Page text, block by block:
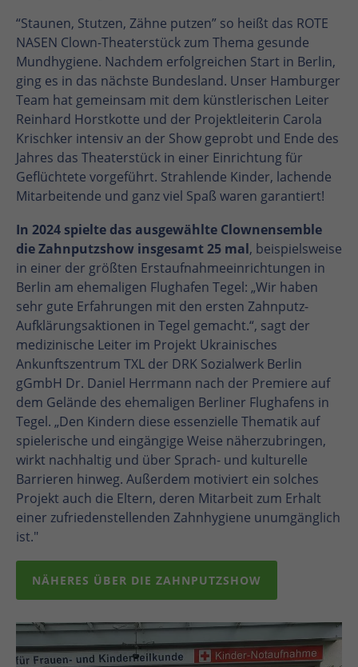
“Staunen, Stutzen, Zähne putzen” so heißt das ROTE
NASEN Clown-Theaterstück zum Thema gesunde
Mundhygiene. Nachdem erfolgreichen Start in Berlin,
ging es in das nächste Bundesland. Unser Hamburger
Team hat gemeinsam mit dem künstlerischen Leiter
Reinhard Horstkotte und der Projektleiterin Carola
Krischker intensiv an der Show geprobt und Ende des
Jahres das Theaterstück in einer Einrichtung für
Geflüchtete vorgeführt. Strahlende Kinder, lachende
Mitarbeitende und ganz viel Spaß waren garantiert!
In 2024 spielte das ausgewählte Clownensemble
die Zahnputzshow insgesamt 25 mal, beispielsweise
in einer der größten Erstaufnahmeeinrichtungen in
Berlin am ehemaligen Flughafen Tegel: „Wir haben
sehr gute Erfahrungen mit den ersten Zahnputz-
Aufklärungsaktionen in Tegel gemacht.“, sagt der
medizinische Leiter im Projekt Ukrainisches
Ankunftszentrum TXL der DRK Sozialwerk Berlin
gGmbH Dr. Daniel Herrmann nach der Premiere auf
dem Gelände des ehemaligen Berliner Flughafens in
Tegel. „Den Kindern diese essenzielle Thematik auf
spielerische und eingängige Weise näherzubringen,
wirkt nachhaltig und über Sprach- und kulturelle
Barrieren hinweg. Außerdem motiviert ein solches
Projekt auch die Eltern, deren Mitarbeit zum Erhalt
einer zufriedenstellenden Zahnhygiene unumgänglich
ist."
NÄHERES ÜBER DIE ZAHNPUTZSHOW